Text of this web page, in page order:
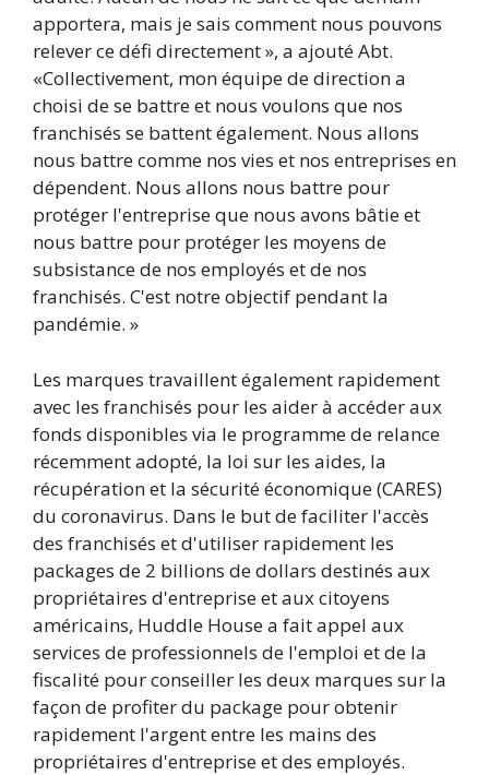
apportera, mais je sais comment nous pouvons
relever ce défi directement », a ajouté Abt.
«Collectivement, mon équipe de direction a
choisi de se battre et nous voulons que nos
franchisés se battent également. Nous allons
nous battre comme nos vies et nos entreprises en
dépendent. Nous allons nous battre pour
protéger l'entreprise que nous avons bâtie et
nous battre pour protéger les moyens de
subsistance de nos employés et de nos
franchisés. C'est notre objectif pendant la
pandémie. »
Les marques travaillent également rapidement
avec les franchisés pour les aider à accéder aux
fonds disponibles via le programme de relance
récemment adopté, la loi sur les aides, la
récupération et la sécurité économique (CARES)
du coronavirus. Dans le but de faciliter l'accès
des franchisés et d'utiliser rapidement les
packages de 2 billions de dollars destinés aux
propriétaires d'entreprise et aux citoyens
américains, Huddle House a fait appel aux
services de professionnels de l'emploi et de la
fiscalité pour conseiller les deux marques sur la
façon de profiter du package pour obtenir
rapidement l'argent entre les mains des
propriétaires d'entreprise et des employés.